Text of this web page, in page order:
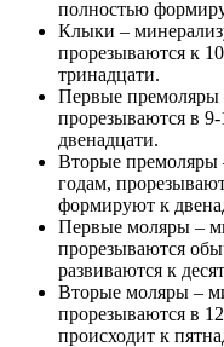
полностью
Клыки –
прорезываются к
тринадцати.
Первые премоляры
прорезываются в
двенадцати.
Вторые премоляры
годам,
формируют к
Первые моляры –
прорезываются
развиваются к
Вторые моляры –
прорезываются в
происходит к